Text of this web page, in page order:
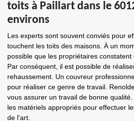
toits à Paillart dans le
environs
Les experts sont souvent conviés pour
touchent les toits des maisons. À un
possible que les propriétaires constatent
Par conséquent, il est possible de
rehaussement. Un couvreur
pour réaliser ce genre de travail.
vous assurer un travail de bonne
les matériels appropriés pour effectuer
de l'art.